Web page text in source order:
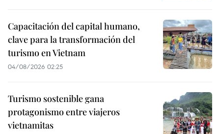
Capacitación del capital humano,
clave para la transformación del
turismo en Vietnam
04/08/2026 02:25
Turismo sostenible gana
protagonismo entre viajeros
vietnamitas